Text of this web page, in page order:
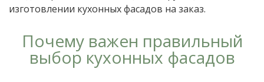
изготовлении кухонных фасадов на заказ.
Почему важен правильный
выбор кухонных фасадов